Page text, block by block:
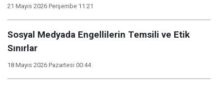
21 Mayıs 2026 Perşembe 11:21
Sosyal Medyada Engellilerin Temsili ve Etik
Sınırlar
18 Mayıs 2026 Pazartesi 00:44